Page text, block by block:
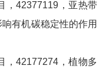
，42377119，亚热带
有机碳稳定性的作用
，42177274，植物多